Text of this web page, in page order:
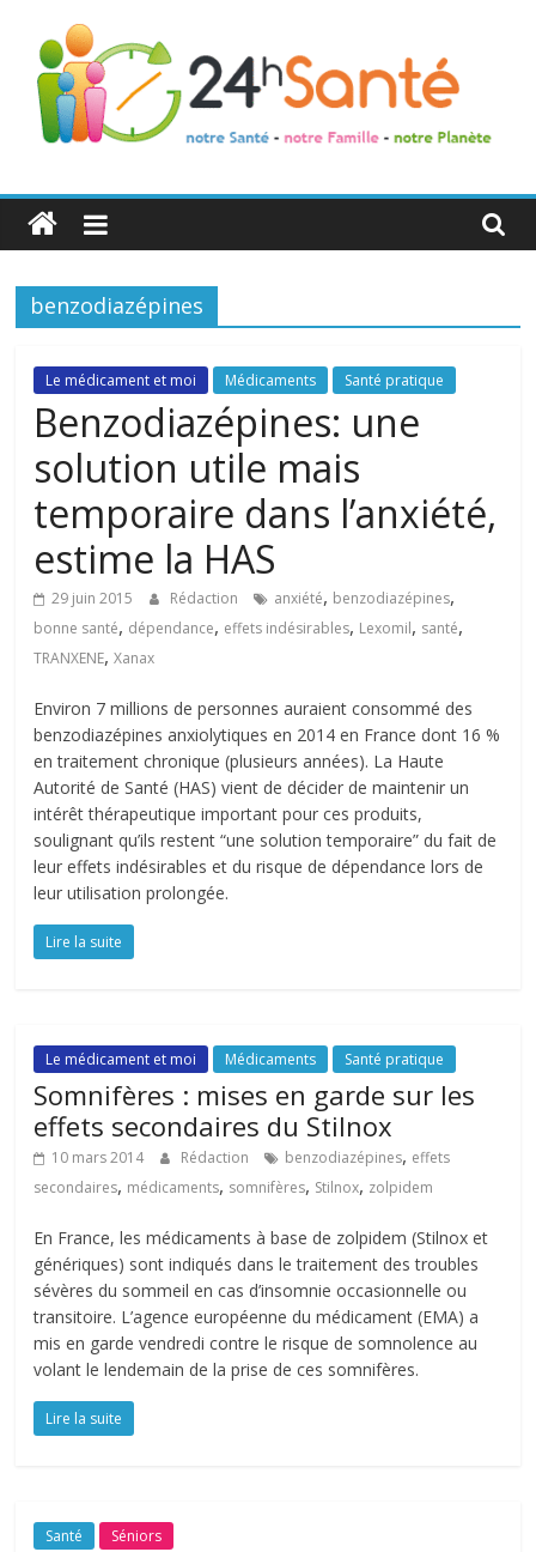
24h
Santé
La
de
toute
famille
benzodiazépines
Le médicament et moi Médicaments Santé pratique
Benzodiazépines: une
solution utile mais
temporaire dans l’anxiété,
estime la HAS
29 juin 2015 Rédaction anxiété, benzodiazépines,
bonne santé, dépendance, effets indésirables, Lexomil, santé,
TRANXENE,Xanax
Environ 7 millions de personnes auraient consommé des
benzodiazépines anxiolytiques en 2014 en France dont 16 %
en traitement chronique (plusieurs années). La Haute
Autorité de Santé (HAS) vient de décider de maintenir un
intérêt thérapeutique important pour ces produits,
soulignant qu’ils restent “une solution temporaire” du fait de
leur effets indésirables et du risque de dépendance lors de
leur utilisation prolongée.
Lire la suite
Le médicament et moi Médicaments Santé pratique
Somnifères : mises en garde sur les
effets secondaires du Stilnox
10 mars 2014 Rédaction benzodiazépines, effets
secondaires, médicaments, somnifères, Stilnox, zolpidem
En France, les médicaments à base de zolpidem (Stilnox et
génériques) sont indiqués dans le traitement des troubles
sévères du sommeil en cas d’insomnie occasionnelle ou
transitoire. L’agence européenne du médicament (EMA) a
mis en garde vendredi contre le risque de somnolence au
volant le lendemain de la prise de ces somnifères.
Lire la suite
Santé Séniors